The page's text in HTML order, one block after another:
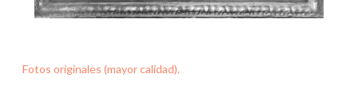
Fotos originales (mayor calidad).